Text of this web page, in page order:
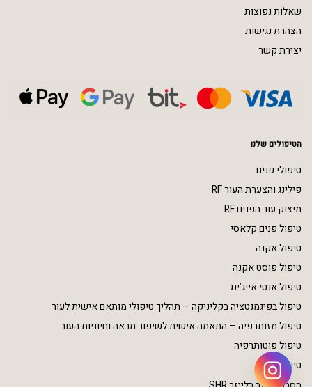
שאלות נפוצות
הצהרת נגישות
יצירת קשר
הטיפולים שלנו
טיפולי פנים
פילינג והצערת העור RF
מיצוק עור הפנים RF
טיפול פנים קלאסי
טיפול אקנה
טיפול פוסט אקנה
טיפול אנטי אייג’ינג
טיפול בפיגמנטציה בקליניקה – תהליך טיפולי מותאם אישית לעור
טיפול מזותרפיה – התאמה אישית לשיפור מראה וחיוניות העור
טיפול פוטותרפיה
טיפולי גוף